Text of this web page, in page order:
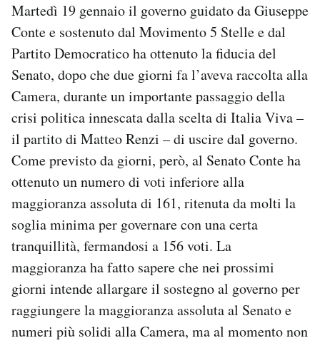
SHOP
CALENDARIO
AREA PERSONALE
Area Personale
Newsletter
Notifiche mobile
Regala il Post
Martedì 19 gennaio il governo guidato da Giuseppe
Conte e sostenuto dal Movimento 5 Stelle e dal
Partito Democratico ha ottenuto la fiducia del
Senato, dopo che due giorni fa l’aveva raccolta alla
Camera, durante un importante passaggio della
crisi politica innescata dalla scelta di Italia Viva –
il partito di Matteo Renzi – di uscire dal governo.
Come previsto da giorni, però, al Senato Conte ha
ottenuto un numero di voti inferiore alla
maggioranza assoluta di 161, ritenuta da molti la
soglia minima per governare con una certa
tranquillità, fermandosi a 156 voti. La
maggioranza ha fatto sapere che nei prossimi
giorni intende allargare il sostegno al governo per
raggiungere la maggioranza assoluta al Senato e
numeri più solidi alla Camera, ma al momento non